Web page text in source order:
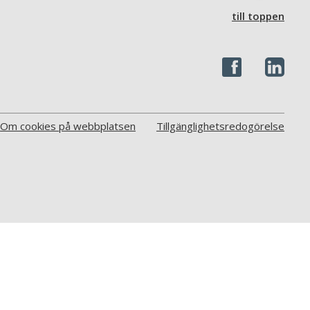
till toppen
Om cookies på webbplatsen Tillgänglighetsredogörelse